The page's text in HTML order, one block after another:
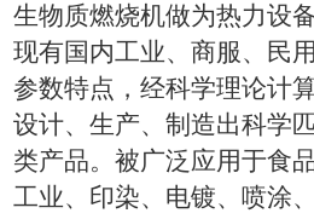
生物质燃烧机做为热力设
现有国内工业、商服、民
参数特点，经科学理论计
设计、生产、制造出科学
类产品。被广泛应用于食
工业、印染、电镀、喷涂